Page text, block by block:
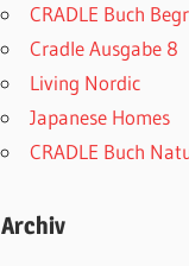
CRADLE Buch
Cradle Ausgabe 8
Living Nordic
Japanese Homes
CRADLE Buch
Archiv